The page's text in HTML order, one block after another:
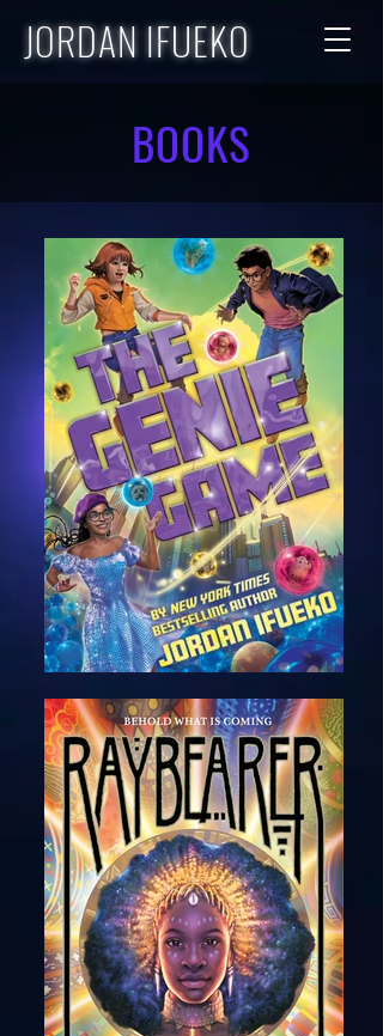
JORDAN IFUEKO
BOOKS